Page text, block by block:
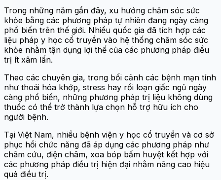
Trong những năm gần đây, xu hướng chăm sóc sức
khỏe bằng các phương pháp tự nhiên đang ngày càng
phổ biến trên thế giới. Nhiều quốc gia đã tích hợp các
liệu pháp y học cổ truyền vào hệ thống chăm sóc sức
khỏe nhằm tận dụng lợi thế của các phương pháp điều
trị ít xâm lấn.
Theo các chuyên gia, trong bối cảnh các bệnh mạn tính
như thoái hóa khớp, stress hay rối loạn giấc ngủ ngày
càng phổ biến, những phương pháp trị liệu không dùng
thuốc có thể trở thành lựa chọn hỗ trợ hữu ích cho
người bệnh.
Tại Việt Nam, nhiều bệnh viện y học cổ truyền và cơ sở
phục hồi chức năng đã áp dụng các phương pháp như
châm cứu, điện châm, xoa bóp bấm huyệt kết hợp với
các phương pháp điều trị hiện đại nhằm nâng cao hiệu
quả điều trị.